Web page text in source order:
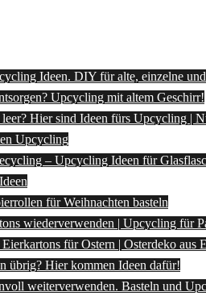
Ideen. DIY für alte, einzelne
Upcycling mit altem Geschirr!
Hier sind Ideen fürs Upcycling |
Upcycling
– Upcycling Ideen für
für Weihnachten basteln
wiederverwenden | Upcycling für
für Ostern | Osterdeko
übrig? Hier kommen Ideen dafür!
weiterverwenden. Basteln und